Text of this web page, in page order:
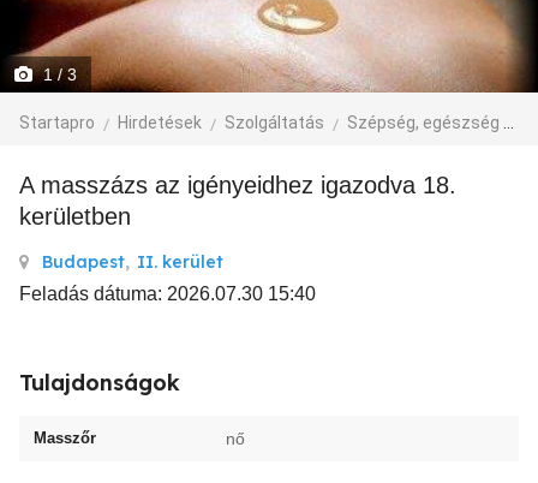
1/ 3
Startapro Hirdetések Szolgáltatás Szépség, egészség
A masszázs az igényeidhez igazodva 18.
kerületben
Budapest, II. kerület
Feladás dátuma: 2026.07.30 15:40
Tulajdonságok
Masszőr nő